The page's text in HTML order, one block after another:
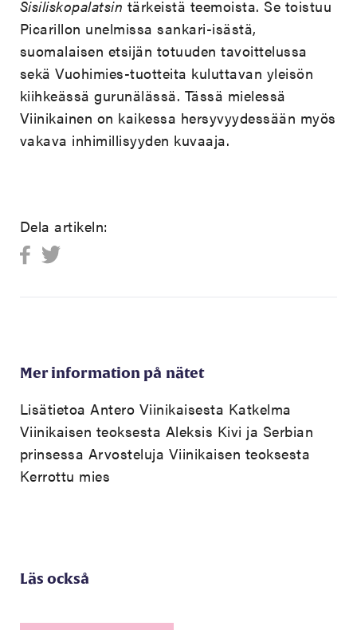
Sisiliskopalatsin tärkeistä teemoista. Se toistuu
Picarillon unelmissa sankari-isästä,
suomalaisen etsijän totuuden tavoittelussa
sekä Vuohimies-tuotteita kuluttavan yleisön
kiihkeässä gurunälässä. Tässä mielessä
Viinikainen on kaikessa hersyvyydessään myös
vakava inhimillisyyden kuvaaja.
Dela artikeln:
Mer information på nätet
Lisätietoa Antero Viinikaisesta Katkelma
Viinikaisen teoksesta Aleksis Kivi ja Serbian
prinsessa Arvosteluja Viinikaisen teoksesta
Kerrottu mies
Läs också